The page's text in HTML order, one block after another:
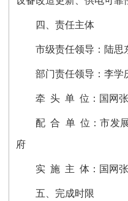
四、责任主体
市级责任领导：陆
部门责任领导：李
牵 头 单 位：国网张
配 合 单 位：市发
府
实 施 主 体：国网张
五、完成时限